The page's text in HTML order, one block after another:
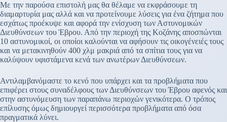
Με την παρούσα επιστολή μας θα θέλαμε να εκφράσουμε τη
διαμαρτυρία μας αλλά και να προτείνουμε λύσεις για ένα ζήτημα που
εσχάτως προέκυψε και αφορά την ενίσχυση των Αστυνομικών
Διευθύνσεων του Έβρου. Από την περιοχή της Κοζάνης αποσπώνται
10 αστυνομικοί, οι οποίοι καλούνται να αφήσουν τις οικογένειές τους
και να μετακινηθούν 400 χλμ μακριά από τα σπίτια τους για να
καλύψουν υφιστάμενα κενά των ανωτέρων Διευθύνσεων.
Αντιλαμβανόμαστε το κενό που υπάρχει και τα προβλήματα που
επιφέρει στους συναδέλφους των Διευθύνσεων του Έβρου αφενός και
στην αστυνόμευση των παραπάνω περιοχών γενικότερα. Ο τρόπος
επίλυσης όμως δημιουργεί περισσότερα προβλήματα από όσα
πραγματικά λύνει.